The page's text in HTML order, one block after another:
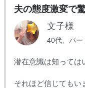
夫の態度激変で
文子様
40代、パー
潜在意識は知っては
それほど信じてもい